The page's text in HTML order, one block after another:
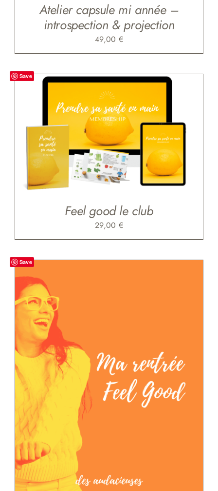
Atelier capsule mi année –
introspection & projection
49,00 €
Save
Feel good le club
29,00 €
Save